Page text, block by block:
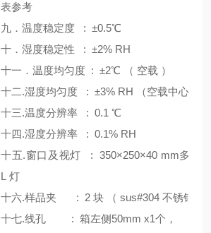
表参考
九．温度稳定度 :±0.5℃
十．湿度稳定性 :±2% RH
十一．温度均匀度 :±2℃ （ 空载 ）
十二.湿度均匀度 :±3% RH （空载中心点
十三.温度分辨率 : 0.1 ℃
十四.湿度分辨率 : 0.1% RH
十五.窗口及视灯 :350×250×40 mm多层
L灯
十六.样品夹 : 2块 （ sus#304不锈钢
十七.线孔 :箱左侧50mm x1个，